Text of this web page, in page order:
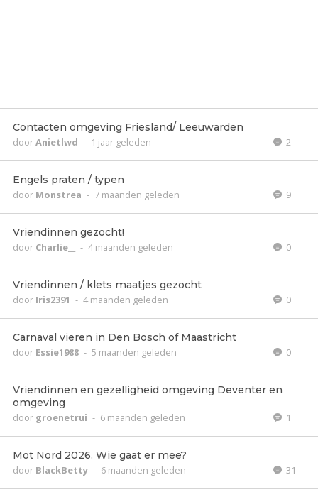
Contacten omgeving Friesland/ Leeuwarden
doorAnietlwd - 1 jaar geleden 2
Engels praten / typen
door Monstrea - 7 maanden geleden 9
Vriendinnen gezocht!
door Charlie__ - 4 maanden geleden 0
Vriendinnen / klets maatjes gezocht
door Iris2391 - 4 maanden geleden 0
Carnaval vieren in Den Bosch of Maastricht
door Essie1988 - 5 maanden geleden 0
Vriendinnen en gezelligheid omgeving Deventer en
omgeving
door groenetrui - 6 maanden geleden 1
Mot Nord 2026. Wie gaat er mee?
door BlackBetty - 6 maanden geleden 31